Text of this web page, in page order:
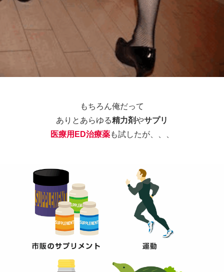
もちろん俺だって
ありとあらゆる精力剤やサプリ
医療用ED治療薬も試したが、、、